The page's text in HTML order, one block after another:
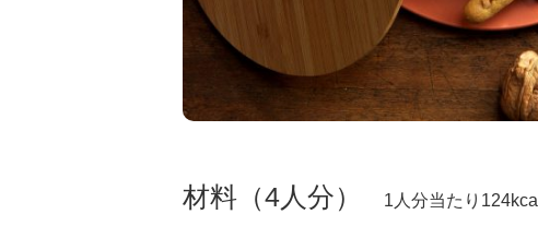
材料（4人分） 1人分当たり124kcal